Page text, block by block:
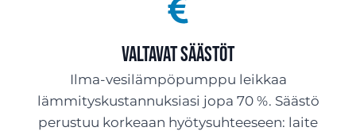
Valtavat säästöt
Ilma-vesilämpöpumppu leikkaa
lämmityskustannuksiasi jopa 70 %. Säästö
perustuu korkeaan hyötysuhteeseen: laite